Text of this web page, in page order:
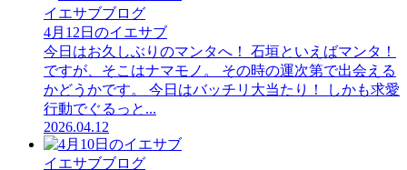
イエサブブログ
4月12日のイエサブ
今日はお久しぶりのマンタへ！ 石垣といえばマンタ！
ですが、そこはナマモノ。 その時の運次第で出会える
かどうかです。 今日はバッチリ大当たり！ しかも求愛
行動でぐるっと...
2026.04.12
イエサブブログ